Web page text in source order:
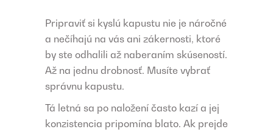
Pripraviť si kyslú kapustu nie je náročné
a nečíhajú na vás ani zákernosti, ktoré
by ste odhalili až naberaním skúseností.
Až na jednu drobnosť. Musíte vybrať
správnu kapustu.
Tá letná sa po naložení často kazí a jej
konzistencia pripomína blato. Ak prejde